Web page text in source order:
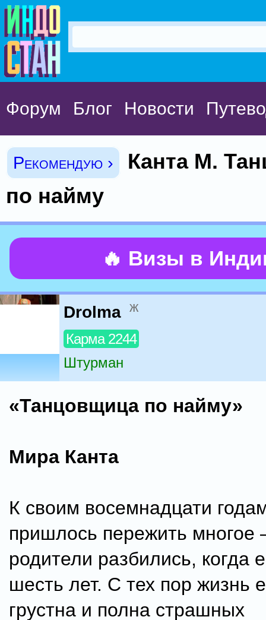
Форум Блог Новости
Рекомендую ›
Канта М.
по найму
🔥 Визы в
Drolma ж
Карма 2244
Штурман
«Танцовщица по найму»
Мира Канта
К своим восемнадцати
пришлось пережить многое
родители разбились, когда
шесть лет. С тех пор жизнь
грустна и полна страшных